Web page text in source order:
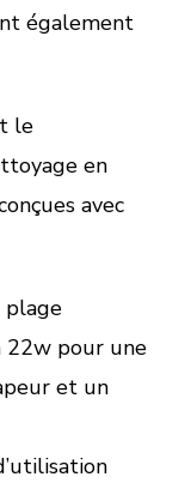
également
le
en
avec
plage
22w pour une
et un